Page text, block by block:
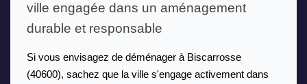
ville engagée dans un aménagement
durable et responsable
Si vous envisagez de déménager à Biscarrosse
(40600), sachez que la ville s'engage activement dans